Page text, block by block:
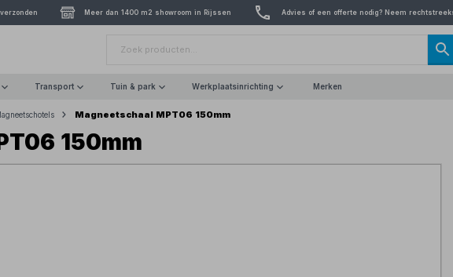
Meer dan 1400 m2 showroom in Rijssen Advies of een offerte nodig? Neem
Transport Tuin & park Werkplaatsinrichting Merken
Magneetschaal MPT06 150mm
150mm